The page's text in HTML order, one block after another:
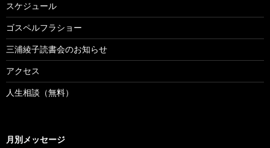
スケジュール
ゴスペルフラショー
三浦綾子読書会のお知らせ
アクセス
人生相談（無料）
月別メッセージ